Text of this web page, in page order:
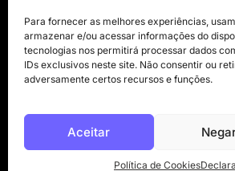
Para fornecer as melhores experiências,
armazenar e/ou acessar informações do
tecnologias nos permitirá processar dados
IDs exclusivos neste site. Não consentir ou
adversamente certos recursos e funções.
Aceitar
Política de Cookies